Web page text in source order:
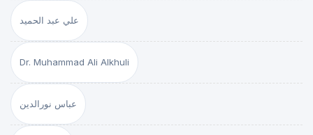
علي عبد الحميد
Dr. Muhammad Ali Alkhuli
عباس نورالدين